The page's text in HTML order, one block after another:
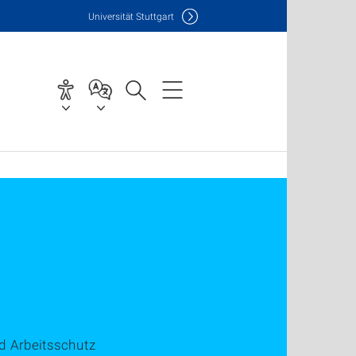
Universität Stuttgart
Arbeitsschutz